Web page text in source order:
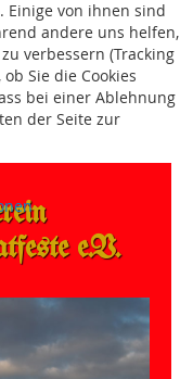
e.V.
Einige von ihnen sind
andere uns helfen,
verbessern (Tracking
Sie die Cookies
bei einer Ablehnung
der Seite zur